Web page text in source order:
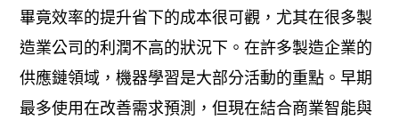
畢竟效率的提升省下的成本很可觀，尤其在很多製
造業公司的利潤不高的狀況下。在許多製造企業的
供應鏈領域，機器學習是大部分活動的重點。早期
最多使用在改善需求預測，但現在結合商業智能與